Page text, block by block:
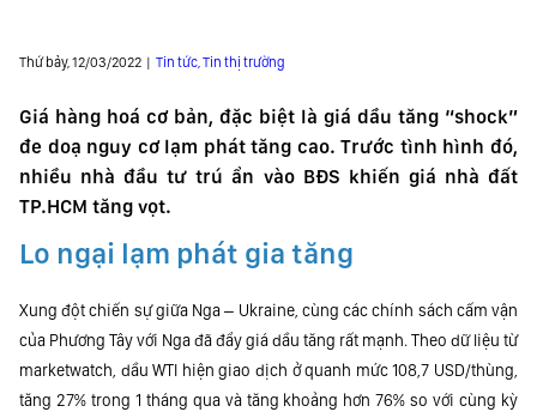
Thứ bảy, 12/03/2022 | Tin tức, Tin thị trường
Giá hàng hoá cơ bản, đặc biệt là giá dầu tăng “shock”
đe doạ nguy cơ lạm phát tăng cao. Trước tình hình đó,
nhiều nhà đầu tư trú ẩn vào BĐS khiến giá nhà đất
TP.HCM tăng vọt.
Lo ngại lạm phát gia tăng
Xung đột chiến sự giữa Nga – Ukraine, cùng các chính sách cấm vận
của Phương Tây với Nga đã đẩy giá dầu tăng rất mạnh. Theo dữ liệu từ
marketwatch, dầu WTI hiện giao dịch ở quanh mức 108,7 USD/thùng,
tăng 27% trong 1 tháng qua và tăng khoảng hơn 76% so với cùng kỳ